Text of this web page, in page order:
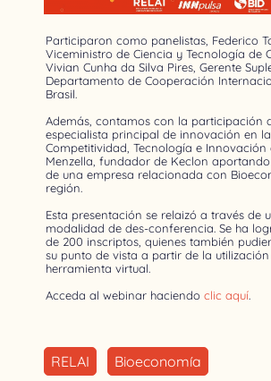
Participaron como panelistas, Federico
Viceministro de Ciencia y Tecnología de
Vivian Cunha da Silva Pires, Gerente
Departamento de Cooperación
Brasil.
Además, contamos con la participación
especialista principal de innovación en
Competitividad, Tecnología e Innovación
Menzella, fundador de Keclon
de una empresa relacionada con
región.
Esta presentación se relaizó a través de
modalidad de des-conferencia. Se ha
de 200 inscriptos, quienes también
su punto de vista a partir de la
herramienta virtual.
Acceda al webinar haciendo clic aquí.
RELAI Bioeconomía